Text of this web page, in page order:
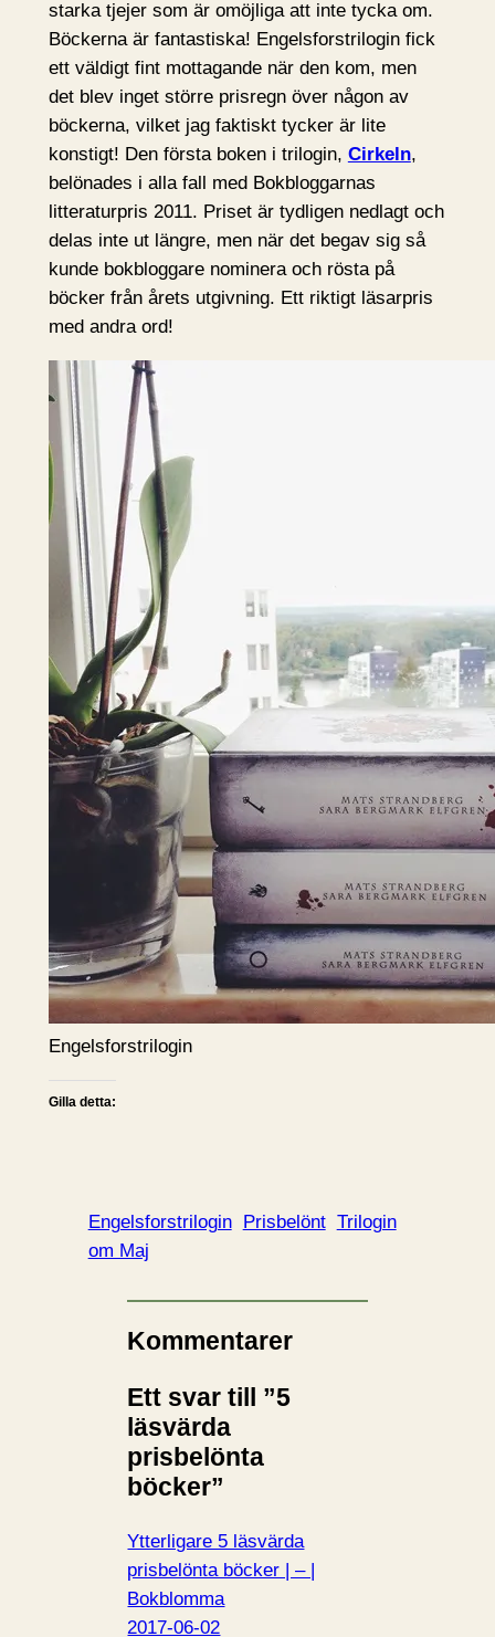
starka tjejer som är omöjliga att inte tycka om.
Böckerna är fantastiska! Engelsforstrilogin fick
ett väldigt fint mottagande när den kom, men
det blev inget större prisregn över någon av
böckerna, vilket jag faktiskt tycker är lite
konstigt! Den första boken i trilogin, Cirkeln,
belönades i alla fall med Bokbloggarnas
litteraturpris 2011. Priset är tydligen nedlagt och
delas inte ut längre, men när det begav sig så
kunde bokbloggare nominera och rösta på
böcker från årets utgivning. Ett riktigt läsarpris
med andra ord!
Engelsforstrilogin
Gilla detta:
Engelsforstrilogin Prisbelönt Trilogin
om Maj
Kommentarer
Ett svar till ”5
läsvärda
prisbelönta
böcker”
Ytterligare 5 läsvärda
prisbelönta böcker | – |
Bokblomma
2017-06-02